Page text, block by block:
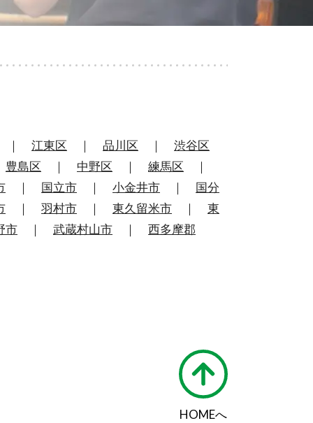
江東区 ｜ 品川区 ｜ 渋谷区
豊島区 ｜ 中野区 ｜ 練馬区 ｜
｜ 国立市 ｜ 小金井市 ｜ 国分
｜ 羽村市 ｜ 東久留米市 ｜ 東
市 ｜ 武蔵村山市 ｜ 西多摩郡
HOMEへ